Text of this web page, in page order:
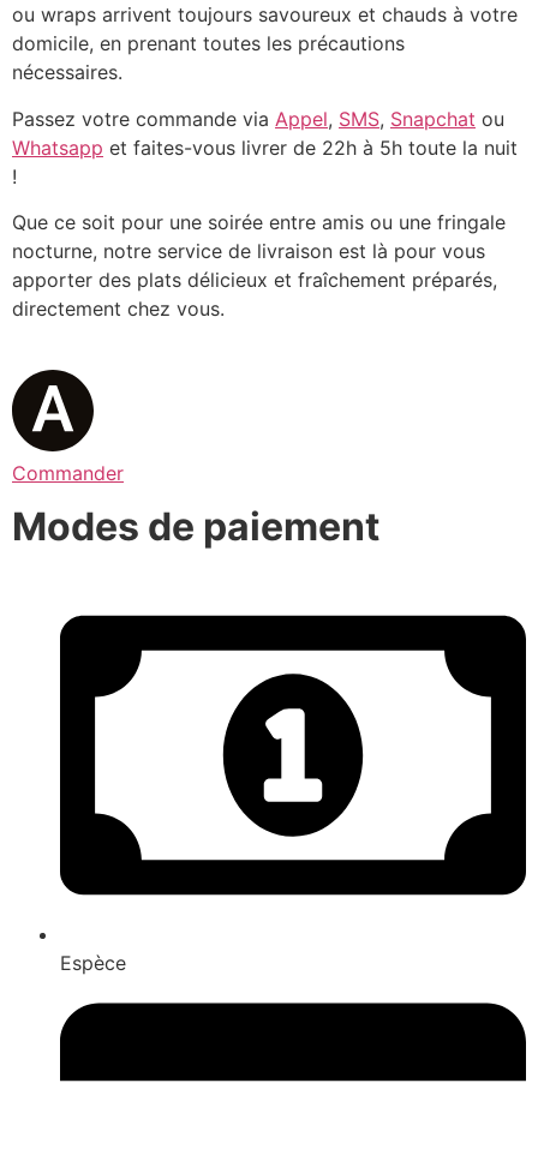
ou wraps arrivent toujours savoureux et chauds à votre
domicile, en prenant toutes les précautions
nécessaires.
Passez votre commande via Appel, SMS, Snapchat ou
Whatsapp et faites-vous livrer de 22h à 5h toute la nuit
!
Que ce soit pour une soirée entre amis ou une fringale
nocturne, notre service de livraison est là pour vous
apporter des plats délicieux et fraîchement préparés,
directement chez vous.
Commander
Modes de paiement
Espèce